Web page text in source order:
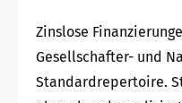
Zinslose
Gesellschafter- und
Standardrepertoire.